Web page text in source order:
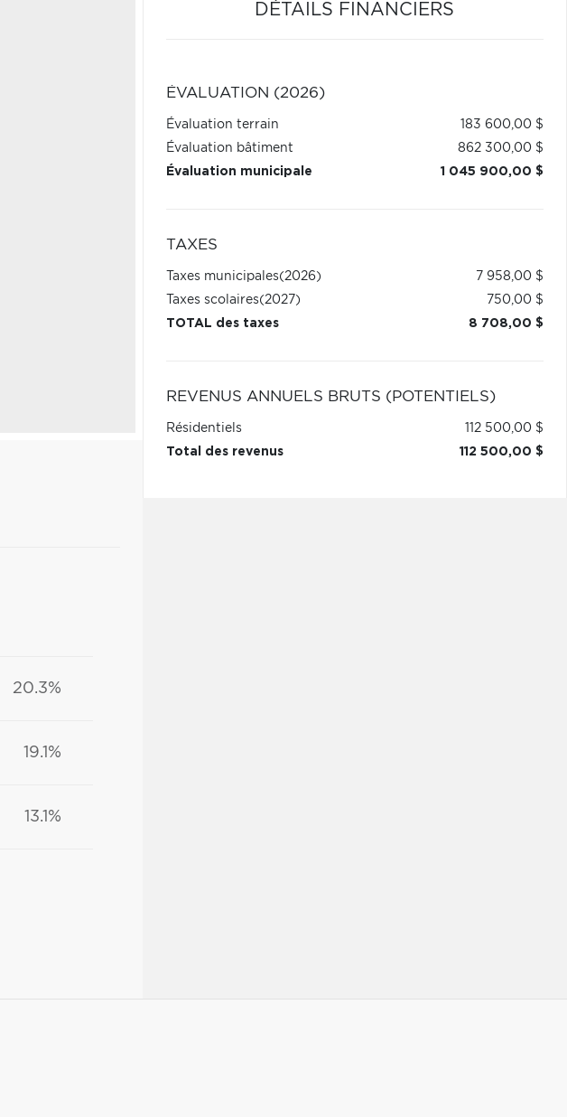
20.3%
19.1%
13.1%
DÉTAILS FINANCIERS
ÉVALUATION (2026)
Évaluation terrain
183 600,00 $
Évaluation bâtiment
862 300,00 $
Évaluation municipale
1 045 900,00 $
TAXES
Taxes municipales(2026)
7 958,00 $
Taxes scolaires(2027)
750,00 $
TOTAL des taxes
8 708,00 $
REVENUS ANNUELS BRUTS (POTENTIELS)
Résidentiels
112 500,00 $
Total des revenus
112 500,00 $